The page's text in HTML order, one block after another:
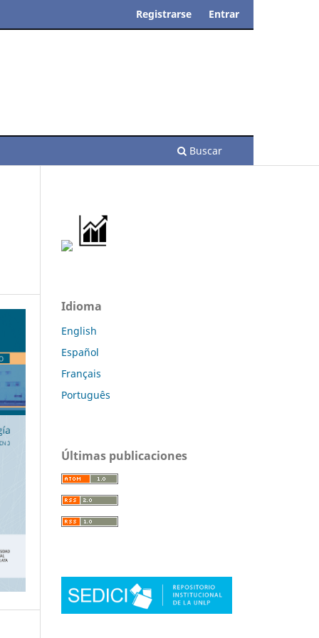
Buscar
Registrarse Entrar
Idioma
English
Español
Français
Português
Últimas publicaciones